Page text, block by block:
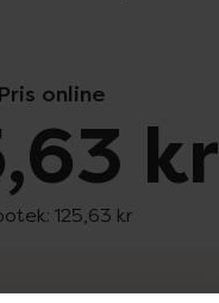
Pris online
kr
125,63 kr